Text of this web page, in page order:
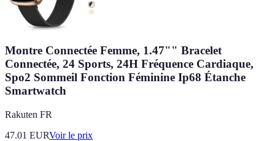
Montre Connectée Femme, 1.47"" Bracelet
Connectée, 24 Sports, 24H Fréquence Cardiaque,
Spo2 Sommeil Fonction Féminine Ip68 Étanche
Smartwatch
Rakuten FR
47.01 EURVoir le prix